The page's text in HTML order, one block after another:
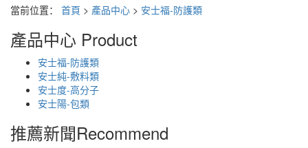
當前位置： 首頁 > 產品中心 > 安士福-防護類
產品中心 Product
安士福-防護類
安士純-敷料類
安士度-高分子
安士陽-包類
推薦新聞Recommend